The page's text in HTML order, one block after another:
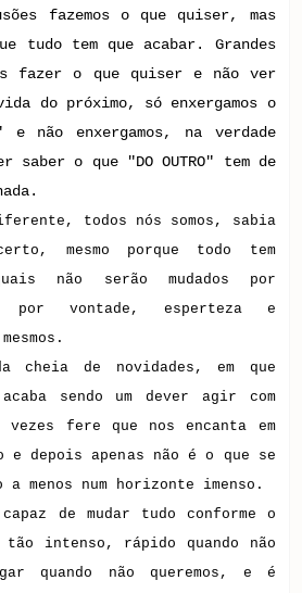
fazemos o que quiser, mas
tudo tem que acabar. Grandes
fazer o que quiser e não ver
do próximo, só enxergamos o
e não enxergamos, na verdade
saber o que "DO OUTRO" tem de
todos nós somos, sabia
mesmo porque todo tem
não serão mudados por
por vontade, esperteza e
cheia de novidades, em que
sendo um dever agir com
vezes fere que nos encanta em
e depois apenas não é o que se
menos num horizonte imenso.
de mudar tudo conforme o
tão intenso, rápido quando não
quando não queremos, e é